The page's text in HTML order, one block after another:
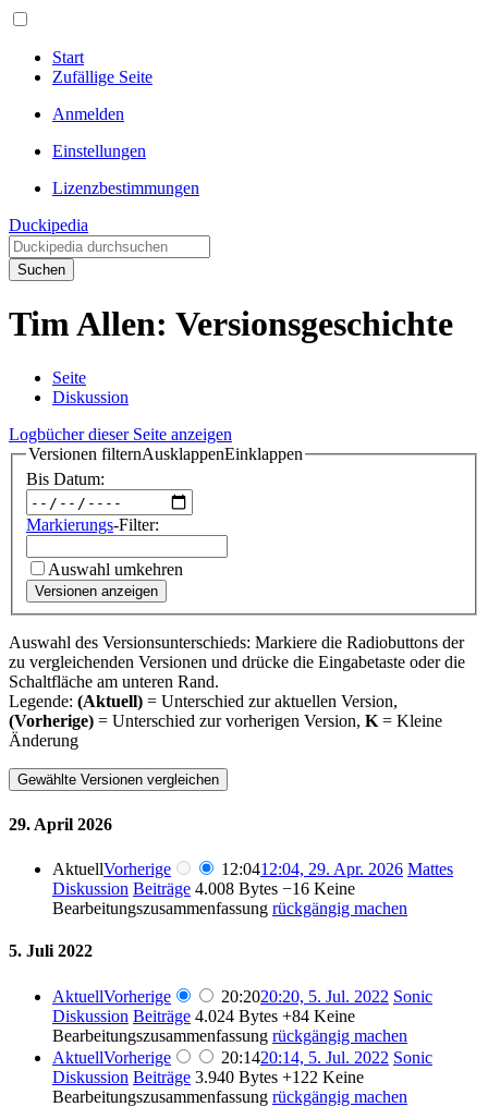
Start
Zufällige Seite
Anmelden
Einstellungen
Lizenzbestimmungen
Duckipedia
Suchen
Tim Allen: Versionsgeschichte
Seite
Diskussion
Logbücher dieser Seite anzeigen
Versionen filternAusklappenEinklappen
Bis Datum:
Markierungs-Filter:
Auswahl umkehren
Versionen anzeigen
Auswahl des Versionsunterschieds: Markiere die Radiobuttons der
zu vergleichenden Versionen und drücke die Eingabetaste oder die
Schaltfläche am unteren Rand.
Legende: (Aktuell) = Unterschied zur aktuellen Version,
(Vorherige) = Unterschied zur vorherigen Version, K= Kleine
Änderung
29. April 2026
AktuellVorherige 12:0412:04, 29. Apr. 2026 Mattes
Diskussion Beiträge 4.008 Bytes −16 Keine
Bearbeitungszusammenfassung rückgängig machen
5. Juli 2022
AktuellVorherige 20:2020:20, 5. Jul. 2022 Sonic
Diskussion Beiträge 4.024 Bytes +84 Keine
Bearbeitungszusammenfassung rückgängig machen
AktuellVorherige 20:1420:14, 5. Jul. 2022 Sonic
Diskussion Beiträge 3.940 Bytes +122 Keine
Bearbeitungszusammenfassung rückgängig machen